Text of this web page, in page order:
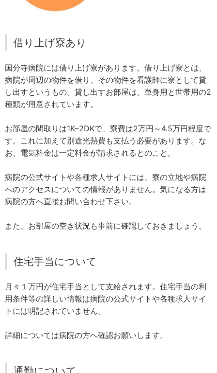
借り上げ寮あり
国分寺病院には借り上げ寮があります。借り上げ寮とは、
病院が周辺の物件を借り、その物件を看護師に寮として貸
し出すというもの。貸し出すお部屋は、単身用と世帯用の2
種類が用意されています。
お部屋の間取りは1K~2DKで、寮費は2万円～4.5万円程度で
す。これに加えて別途光熱費も支払う必要があります。な
お、電気料金は一定料金が請求されるとのこと。
病院の公式サイトや各種求人サイトには、寮の立地や病院
へのアクセスについての情報がありません。気になる方は
病院の方へ直接お問い合わせ下さい。
また、お部屋の空き状況も事前に確認しておきましょう。
住宅手当について
月々１万円が住宅手当として支給されます。住宅手当の利
用条件等の詳しい情報は病院の公式サイトや各種求人サイ
トには明記されていません。
詳細については病院の方へ確認お願いします。